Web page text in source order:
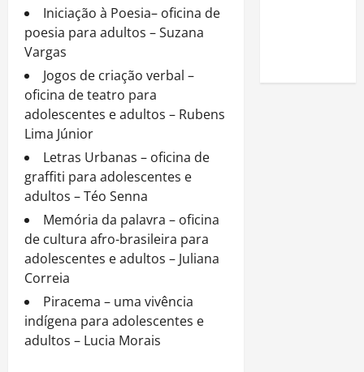
Iniciação à Poesia– oficina de
poesia para adultos – Suzana
Vargas
Jogos de criação verbal –
oficina de teatro para
adolescentes e adultos – Rubens
Lima Júnior
Letras Urbanas – oficina de
graffiti para adolescentes e
adultos – Téo Senna
Memória da palavra – oficina
de cultura afro-brasileira para
adolescentes e adultos – Juliana
Correia
Piracema – uma vivência
indígena para adolescentes e
adultos – Lucia Morais